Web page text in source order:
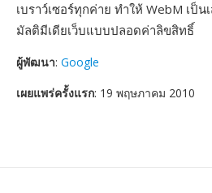
เบราว์เซอร์ทุกค่าย ทำให้ WebM เป็น
มัลติมีเดียเว็บแบบปลอดค่าลิขสิทธิ์
ผู้พัฒนา: Google
เผยแพร่ครั้งแรก: 19 พฤษภาคม 2010